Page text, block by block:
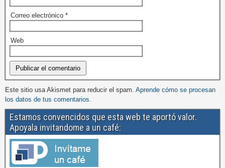
Correo electrónico *
Web
Este sitio usa Akismet para reducir el spam. Aprende cómo se procesan
los datos de tus comentarios.
Estamos convencidos que esta web te aportó valor.
Apoyala invitandome a un café: